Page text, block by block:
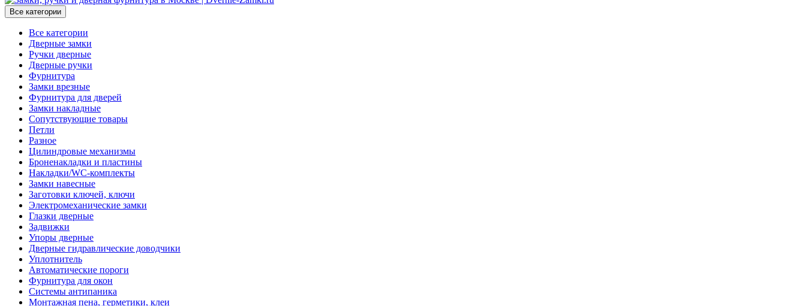
Все категории
Все категории
Дверные замки
Ручки дверные
Дверные ручки
Фурнитура
Замки врезные
Фурнитура для дверей
Замки накладные
Сопутствующие товары
Петли
Разное
Цилиндровые механизмы
Броненакладки и пластины
Накладки/WC-комплекты
Замки навесные
Заготовки ключей, ключи
Электромеханические замки
Глазки дверные
Задвижки
Упоры дверные
Дверные гидравлические доводчики
Уплотнитель
Автоматические пороги
Фурнитура для окон
Системы антипаника
Монтажная пена, герметики, клеи